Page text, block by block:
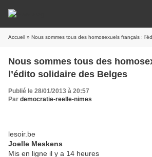
Accueil » Nous sommes tous des homosexuels français :
Nous sommes tous des
l’édito solidaire des Belges
Publié le 28/01/2013 à 20:57
Par democratie-reelle-nimes
lesoir.be
Joelle Meskens
Mis en ligne il y a 14 heures